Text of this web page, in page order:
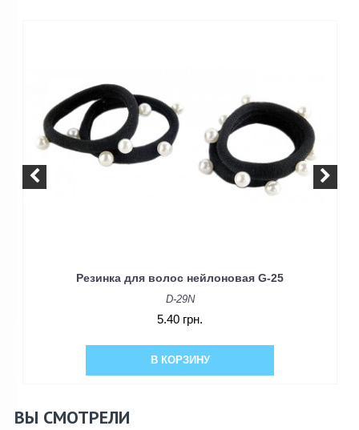
Резинка для волос нейлоновая G-25
D-29N
5.40 грн.
В КОРЗИНУ
ВЫ СМОТРЕЛИ